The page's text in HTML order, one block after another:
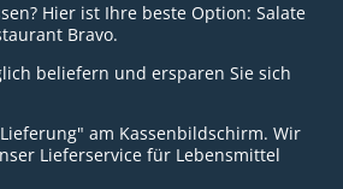
Hier ist Ihre beste Option: Salate
Bravo.
beliefern und ersparen Sie sich
am Kassenbildschirm. Wir
Lieferservice für Lebensmittel